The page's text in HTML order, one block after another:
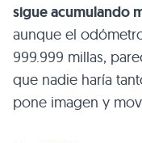
sigue acumulando
aunque el
999.999 millas,
que nadie haría
pone imagen y